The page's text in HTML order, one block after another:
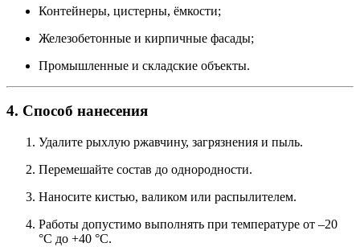
Контейнеры, цистерны, ёмкости;
Железобетонные и кирпичные фасады;
Промышленные и складские объекты.
4. Способ нанесения
Удалите рыхлую ржавчину, загрязнения и пыль.
Перемешайте состав до однородности.
Наносите кистью, валиком или распылителем.
Работы допустимо выполнять при температуре от –20
°C до +40 °C.